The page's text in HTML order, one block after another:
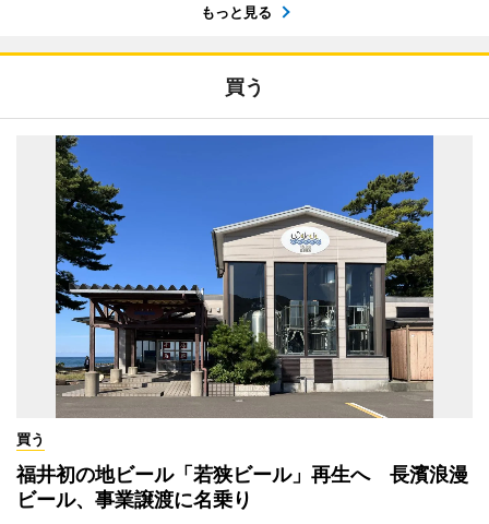
もっと見る
買う
買う
福井初の地ビール「若狭ビール」再生へ 長濱浪漫
ビール、事業譲渡に名乗り